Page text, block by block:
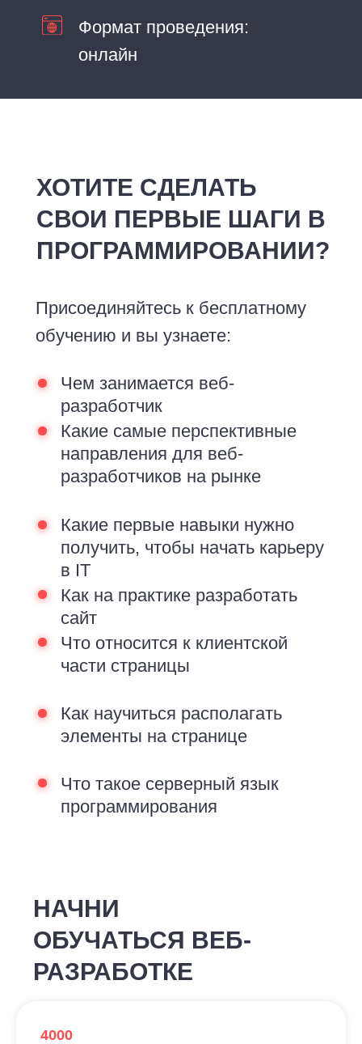
Формат проведения:
онлайн
ХОТИТЕ СДЕЛАТЬ
СВОИ ПЕРВЫЕ ШАГИ В
ПРОГРАММИРОВАНИИ?
Чем занимается веб-
разработчик
Какие самые перспективные
направления для веб-
разработчиков на рынке
Какие первые навыки нужно
получить, чтобы начать карьеру
в IT
Присоединяйтесь к бесплатному
обучению и вы узнаете:
Что относится к клиентской
части страницы
Как научиться располагать
элементы на странице
Что такое серверный язык
программирования
Как на практике разработать
сайт
НАЧНИ
ОБУЧАТЬСЯ ВЕБ-
РАЗРАБОТКЕ
4000